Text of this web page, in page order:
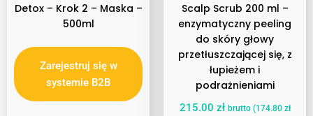
Detox – Krok 2 – Maska –
500ml
Zarejestruj się w
systemie B2B
Scalp Scrub 200 ml –
enzymatyczny peeling
do skóry głowy
przetłuszczającej się, z
łupieżem i
podrażnieniami
215.00 zł brutto (174.80 zł